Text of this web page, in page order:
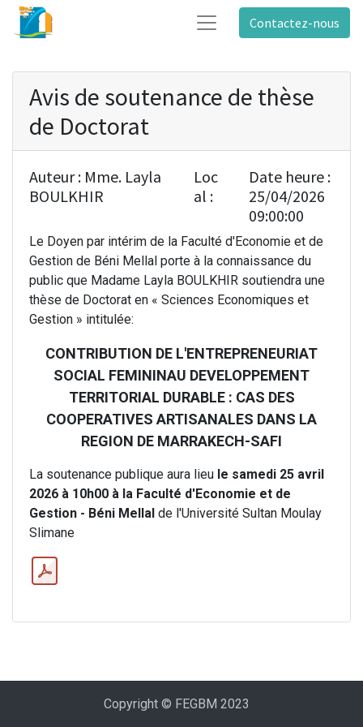
Contactez-nous
Avis de soutenance de thèse
de Doctorat
Auteur : Mme. Layla
BOULKHIR
Loc
al :
Date heure :
25/04/2026
09:00:00
Le Doyen par intérim de la Faculté d'Economie et de
Gestion de Béni Mellal porte à la connaissance du
public que Madame Layla BOULKHIR soutiendra une
thèse de Doctorat en « Sciences Economiques et
Gestion » intitulée:
CONTRIBUTION DE L'ENTREPRENEURIAT
SOCIAL FEMININAU DEVELOPPEMENT
TERRITORIAL DURABLE : CAS DES
COOPERATIVES ARTISANALES DANS LA
REGION DE MARRAKECH-SAFI
La soutenance publique aura lieu le samedi 25 avril
2026 à 10h00 à la Faculté d'Economie et de
Gestion - Béni Mellal de l'Université Sultan Moulay
Slimane
Copyright © FEGBM 2023